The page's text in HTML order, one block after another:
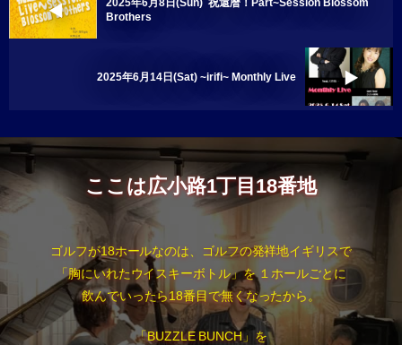
2025年6月8日(Sun) 祝還暦！Part~Session Blossom
Brothers
2025年6月14日(Sat) ~irifi~ Monthly Live
ここは広小路1丁目18番地
ゴルフが18ホールなのは、ゴルフの発祥地イギリスで
「胸にいれたウイスキーボトル」を １ホールごとに
飲んでいったら18番目で無くなったから。
「BUZZLE BUNCH」を